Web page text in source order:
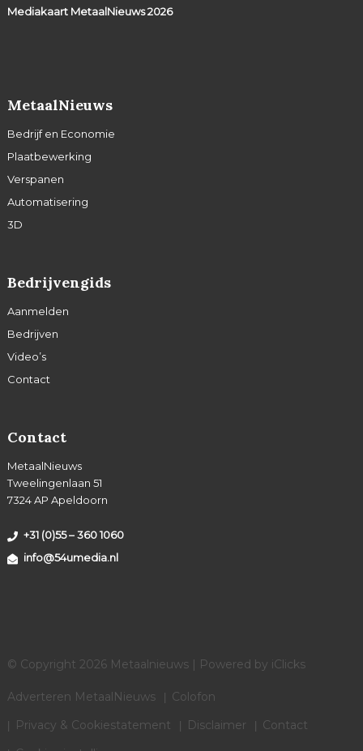
Mediakaart MetaalNieuws2026
MetaalNieuws
Bedrijf en Economie
Plaatbewerking
Verspanen
Automatisering
3D
Bedrijvengids
Aanmelden
Bedrijven
Video’s
Contact
Contact
MetaalNieuws
Tweelingenlaan 51
7324 AP Apeldoorn
+31 (0)55 – 360 1060
info@54umedia.nl
© Copyright 2026 Metaalnieuws | Powered by iClicks
Adverteren MetaalNieuws
Colofon
Privacy & Cookiestatement
Disclaimer
Contact